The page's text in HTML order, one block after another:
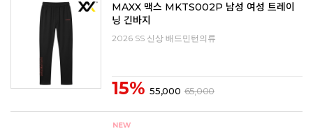
MAXX 맥스 MKTS002P 남성 여성 트레이
닝 긴바지
2026 SS 신상 배드민턴의류
15% 55,000 65,000